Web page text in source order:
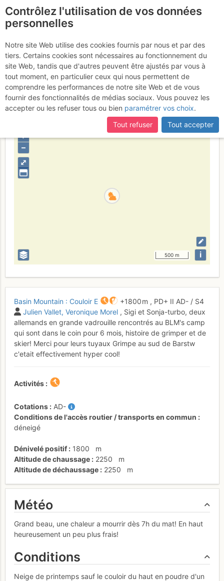
Basin Mountain : Basin
Couloir - depuis
Buttermilks
Jeudi 18 mars 2004
Californie
⤢
+
–
500 m i
Basin Mountain : Couloir E +1800 m , PD+ II AD- / S4
Julien Vallet Veronique Morel , Sigi et Sonja-turbo, deux
allemands en grande vadrouille rencontrés au BLM's camp
qui sont dans le coin pour 6 mois, histoire de grimper et de
skier! Merci pour leurs tuyaux Grimpe au sud de Barstw
c'etait effectivement hyper cool!
Activités
Cotations
AD-
Conditions de l'accès routier / transports en commun
déneigé
Dénivelé positif 1800
m
Altitude de chaussage
2250
m
Altitude de déchaussage
2250 m
Météo
Grand beau, une chaleur a mourrir dès 7h du mat! En haut
heureusement un peu plus frais!
Conditions
Neige de printemps sauf le couloir du haut en poudre d'un
Contrôlez l'utilisation de vos données
personnelles
Notre site Web utilise des cookies fournis par nous et par des
tiers. Certains cookies sont nécessaires au fonctionnement du
site Web, tandis que d'autres peuvent être ajustés par vous à
tout moment, en particulier ceux qui nous permettent de
comprendre les performances de notre site Web et de vous
fournir des fonctionnalités de médias sociaux. Vous pouvez les
accepter ou les refuser tous ou bien paramétrer vos choix.
Tout refuser
Tout accepter